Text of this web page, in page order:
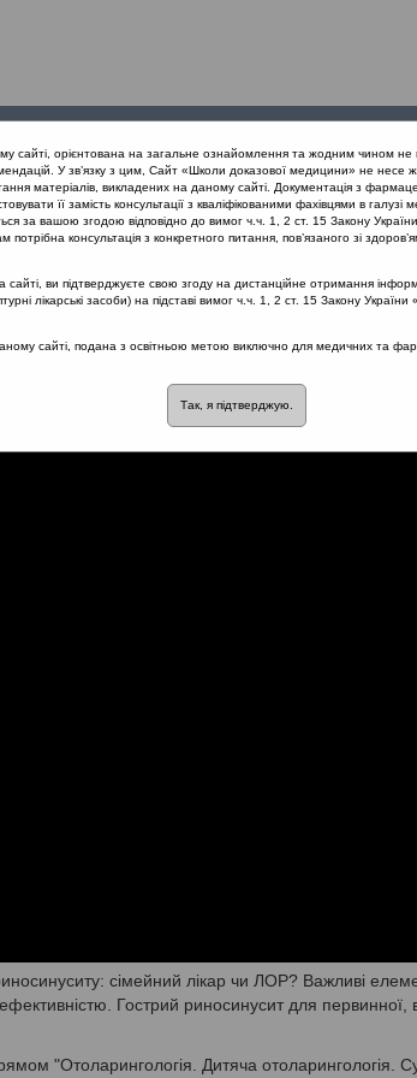
заходи
проекту
Актуальне питання: Хто має лікувати
має лікувати
лікар чи
сімейний лікар чи ЛОР? Важливі
Гострий риносинусит для первинної,
"Отоларингологія. Дитяча отоларингологія.
сайті, орієнтована на загальне ознайомлення та жодним чином не
У зв’язку з цим, Сайт «Школи доказової медицини» не несе
матеріалів, викладених на даному сайті. Документація з
її замість консультації з кваліфікованими фахівцями в
за вашою згодою відповідно до вимог ч.ч. 1, 2 ст. 15 Закону
консультація з конкретного питання, пов’язаного зі
ви підтверджуєте свою згоду на дистанційне отримання
лікарські засоби) на підставі вимог ч.ч. 1, 2 ст. 15 Закону України
сайті, подана з освітньою метою виключно для медичних та
Так, я підтверджую.